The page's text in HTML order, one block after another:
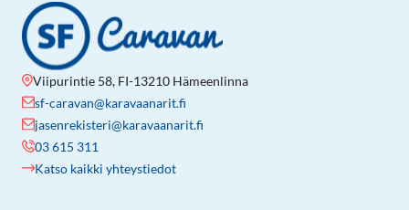
Viipurintie 58, FI-13210 Hämeenlinna
sf-caravan@karavaanarit.fi
jasenrekisteri@karavaanarit.fi
03 615 311
Katso kaikki yhteystiedot